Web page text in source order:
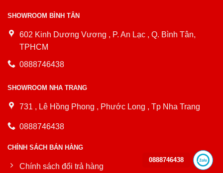
SHOWROOM BÌNH TÂN
602 Kinh Dương Vương , P. An Lạc , Q. Bình Tân,
TPHCM
0888746438
SHOWROOM NHA TRANG
731 , Lê Hồng Phong , Phước Long , Tp Nha Trang
0888746438
CHÍNH SÁCH BÁN HÀNG
Chính sách đổi trả hàng
0888746438